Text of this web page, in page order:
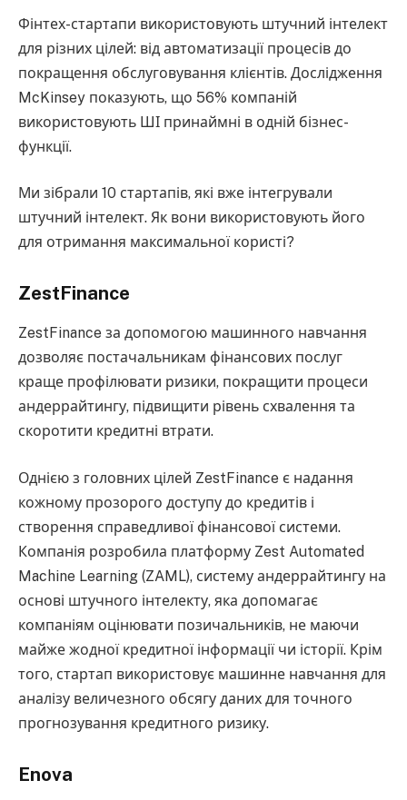
Фінтех-стартапи використовують штучний інтелект
для різних цілей: від автоматизації процесів до
покращення обслуговування клієнтів. Дослідження
McKinsey показують, що 56% компаній
використовують ШІ принаймні в одній бізнес-
функції.
Ми зібрали 10 стартапів, які вже інтегрували
штучний інтелект. Як вони використовують його
для отримання максимальної користі?
ZestFinance
ZestFinance за допомогою машинного навчання
дозволяє постачальникам фінансових послуг
краще профілювати ризики, покращити процеси
андеррайтингу, підвищити рівень схвалення та
скоротити кредитні втрати.
Однією з головних цілей ZestFinance є надання
кожному прозорого доступу до кредитів і
створення справедливої фінансової системи.
Компанія розробила платформу Zest Automated
Machine Learning (ZAML), систему андеррайтингу на
основі штучного інтелекту, яка допомагає
компаніям оцінювати позичальників, не маючи
майже жодної кредитної інформації чи історії. Крім
того, стартап використовує машинне навчання для
аналізу величезного обсягу даних для точного
прогнозування кредитного ризику.
Enova